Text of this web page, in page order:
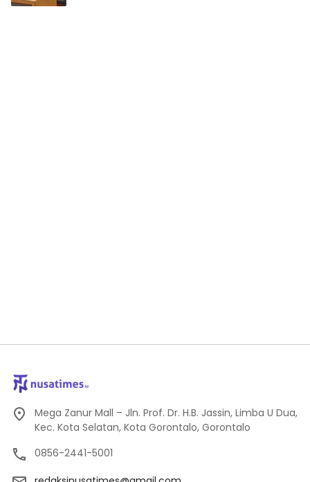
Mega Zanur Mall – Jln. Prof. Dr. H.B. Jassin, Limba U Dua,
Kec. Kota Selatan, Kota Gorontalo, Gorontalo
0856-2441-5001